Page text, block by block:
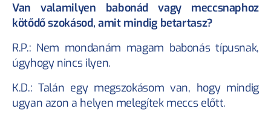
Van valamilyen babonád vagy meccsnaphoz
kötődő szokásod, amit mindig betartasz?
R.P.: Nem mondanám magam babonás típusnak,
úgyhogy nincs ilyen.
K.D.: Talán egy megszokásom van, hogy mindig
ugyan azon a helyen melegítek meccs előtt.